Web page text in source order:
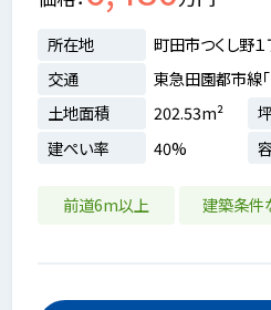
所在地
町田市つくし野
交通
東急田園都市線
土地面積
202.53m²
建ぺい率
40%
前道6m以上 建築条件